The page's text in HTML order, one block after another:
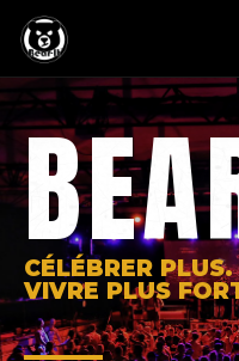
CÉLÉBRER
VIVRE PLUS